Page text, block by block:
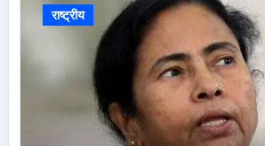
राष्ट्रीय